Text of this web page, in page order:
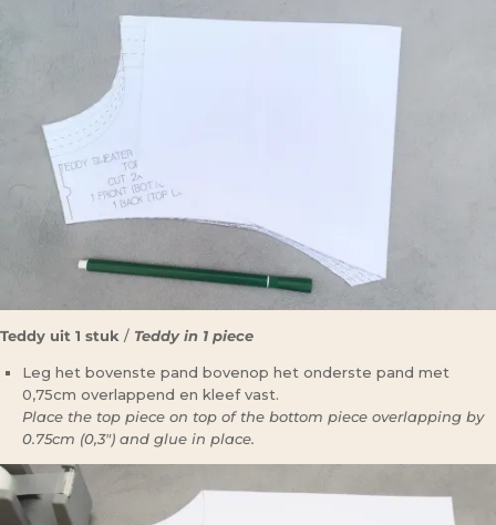
Teddy uit 1 stuk / Teddy in 1 piece
Leg het bovenste pand bovenop het onderste pand met
0,75cm overlappend en kleef vast.
Place the top piece on top of the bottom piece overlapping by
0.75cm (0,3″) and glue in place.